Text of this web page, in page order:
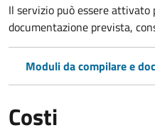
Il servizio può essere
documentazione prevista,
Moduli da compilare e
Costi